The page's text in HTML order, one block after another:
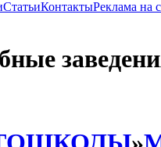
СтатьиКонтактыРеклама на